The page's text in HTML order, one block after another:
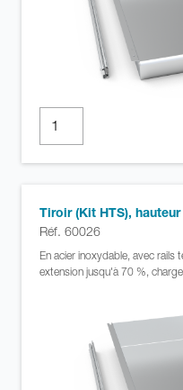
Tiroir (Kit HTS),
Réf. 60026
En acier inoxydable, avec rails
extension jusqu'à 70 %,